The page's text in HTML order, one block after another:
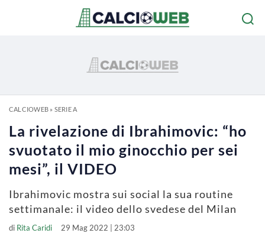
CALCIOWEB» SERIE A
La rivelazione di Ibrahimovic: “ho
svuotato il mio ginocchio per sei
mesi”, il VIDEO
Ibrahimovic mostra sui social la sua routine
settimanale: il video dello svedese del Milan
di Rita Caridi 29 Mag 2022 | 23:03